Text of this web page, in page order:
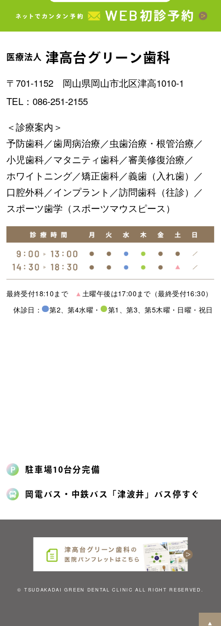
医療法人 津高台グリーン歯科
〒701-1152 岡山県岡山市北区津高1010-1
TEL：086-251-2155
＜診療案内＞
予防歯科／歯周病治療／虫歯治療・根管治療／
小児歯科／マタニティ歯科／審美修復治療／
ホワイトニング／矯正歯科／義歯（入れ歯）／
口腔外科／インプラント／訪問歯科（往診）／
スポーツ歯学（スポーツマウスピース）
最終受付18:10まで ▲ 土曜午後は17:00まで（最終受付16:30）
休診日：
第2、第4水曜 ・ 第1、第3、第5木曜 ・ 日曜・祝日
駐車場10台分完備
岡電バス・中鉄バス「津波井」バス停すぐ
© TSUDAKADAI GREEN DENTAL CLINIC ALL RIGHT RESERVED.